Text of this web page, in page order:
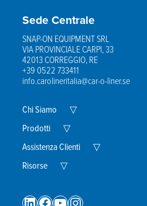
Sede Centrale
SNAP-ON EQUIPMENT SRL
VIA PROVINCIALE CARPI, 33
42013 CORREGGIO, RE
+39 0522 733411
info.carolineritalia@car-o-liner.se
Chi Siamo ▽Expand
Prodotti ▽Expand
Menu
Assistenza Clienti ▽Expand
Risorse ▽Expand